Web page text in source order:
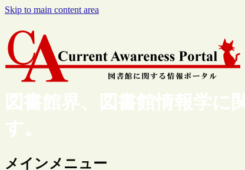
Skip to main content area
図書館界、図書館情報学
す。
メインメニュー